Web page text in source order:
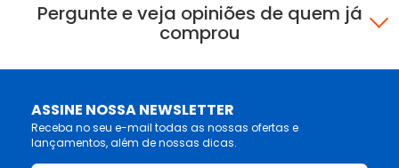
Pergunte e veja opiniões de quem já
comprou
ASSINE NOSSA NEWSLETTER
Receba no seu e-mail todas as nossas ofertas e
lançamentos, além de nossas dicas.